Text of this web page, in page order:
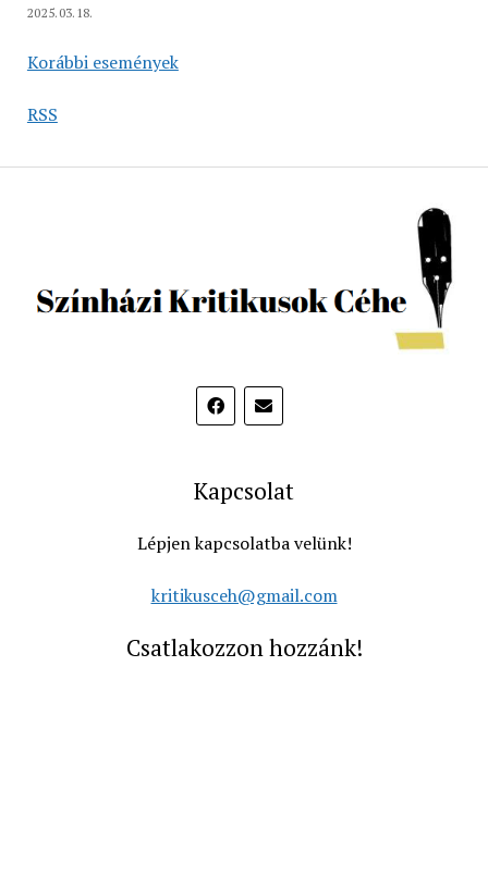
2025.03.18.
Korábbi események
RSS
Kapcsolat
Lépjen kapcsolatba velünk!
kritikusceh@gmail.com
Csatlakozzon hozzánk!